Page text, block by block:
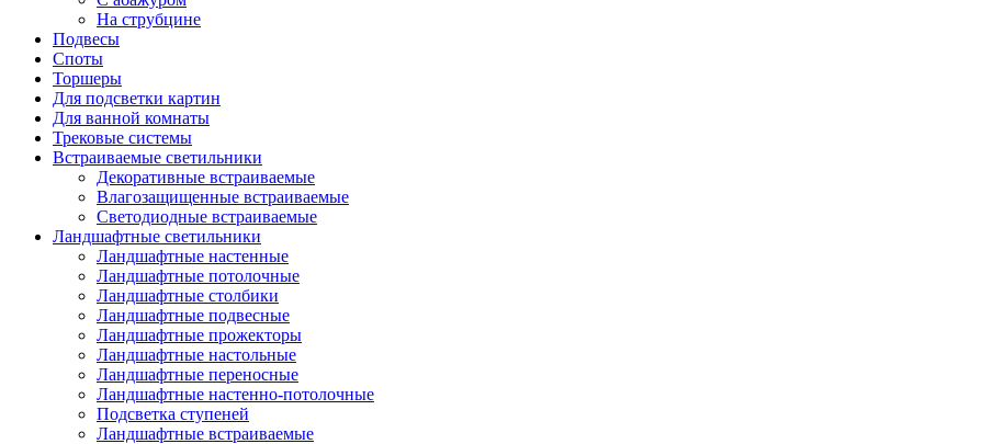
На струбцине
Подвесы
Споты
Торшеры
Для подсветки картин
Для ванной комнаты
Трековые системы
Встраиваемые светильники
Декоративные встраиваемые
Влагозащищенные встраиваемые
Светодиодные встраиваемые
Ландшафтные светильники
Ландшафтные настенные
Ландшафтные потолочные
Ландшафтные столбики
Ландшафтные подвесные
Ландшафтные прожекторы
Ландшафтные настольные
Ландшафтные переносные
Ландшафтные настенно-потолочные
Подсветка ступеней
Ландшафтные встраиваемые